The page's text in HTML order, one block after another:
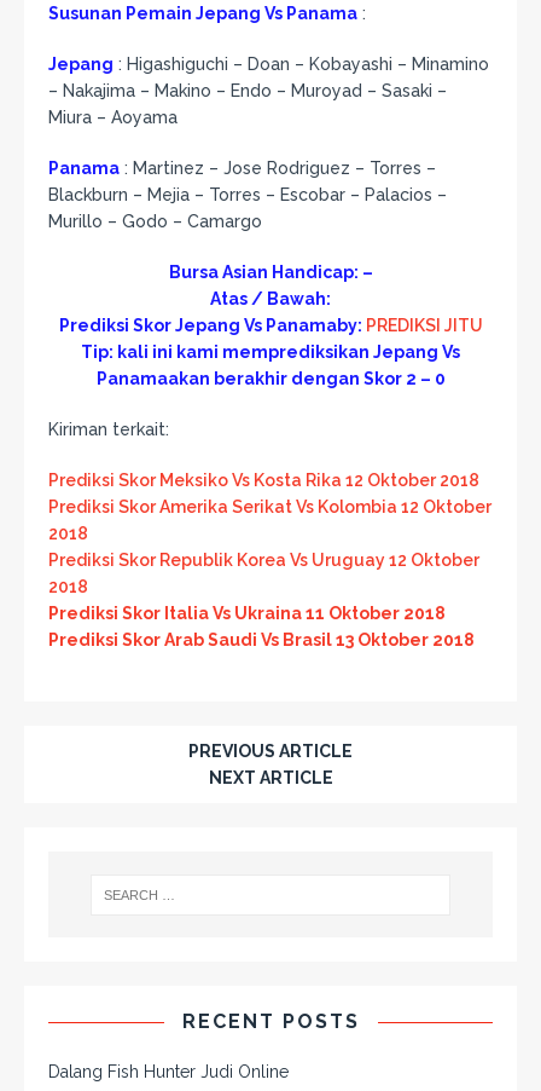
Susunan Pemain Jepang Vs Panama :
Jepang : Higashiguchi – Doan – Kobayashi – Minamino
– Nakajima – Makino – Endo – Muroyad – Sasaki –
Miura – Aoyama
Panama : Martinez – Jose Rodriguez – Torres –
Blackburn – Mejia – Torres – Escobar – Palacios –
Murillo – Godo – Camargo
Bursa Asian Handicap: –
Atas / Bawah:
Prediksi Skor Jepang Vs Panamaby: PREDIKSI JITU
Tip: kali ini kami memprediksikan Jepang Vs
Panamaakan berakhir dengan Skor 2 – 0
Kiriman terkait:
Prediksi Skor Meksiko Vs Kosta Rika 12 Oktober 2018
Prediksi Skor Amerika Serikat Vs Kolombia 12 Oktober
2018
Prediksi Skor Republik Korea Vs Uruguay 12 Oktober
2018
Prediksi Skor Italia Vs Ukraina 11 Oktober 2018
Prediksi Skor Arab Saudi Vs Brasil 13 Oktober 2018
PREVIOUS ARTICLE
NEXT ARTICLE
RECENT POSTS
Dalang Fish Hunter Judi Online